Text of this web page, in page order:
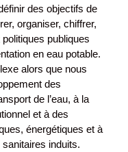
des objectifs de
organiser, chiffrer,
publiques
en eau potable.
alors que nous
des
de l’eau, à la
et à des
énergétiques et à
induits.